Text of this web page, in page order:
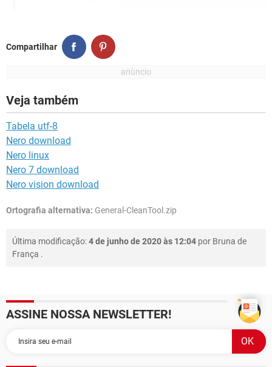
Compartilhar
Veja também
Tabela utf-8
Nero download
Nero linux
Nero 7 download
Nero vision download
Ortografia alternativa: General-CleanTool.zip
Última modificação:4 de junho de 2020 às 12:04 por Bruna de
França .
ASSINE NOSSA NEWSLETTER!